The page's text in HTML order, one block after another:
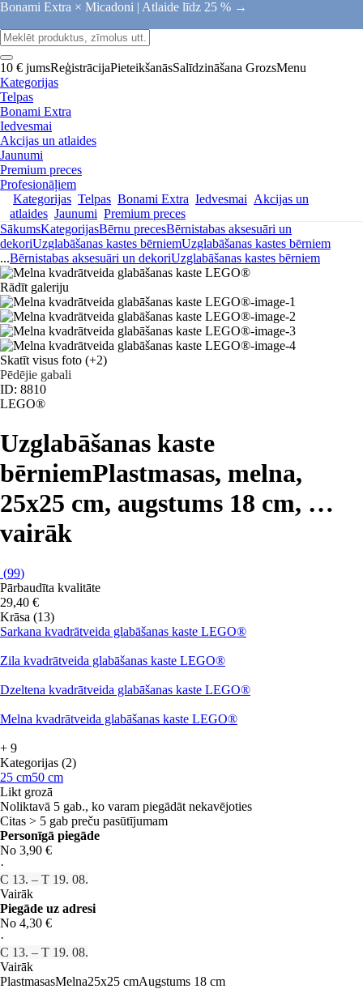
Bonami Extra × Micadoni | Atlaide līdz 25 % →
10 € jumsReģistrācijaPieteikšanāsSalīdzināšana GrozsMenu
Kategorijas
Telpas
Bonami Extra
Iedvesmai
Akcijas un atlaides
Jaunumi
Premium preces
Profesionāļiem
Kategorijas Telpas Bonami Extra Iedvesmai Akcijas un
atlaides Jaunumi Premium preces
SākumsKategorijasBērnu precesBērnistabas aksesuāri un
dekoriUzglabāšanas kastes bērniemUzglabāšanas kastes bērniem
...Bērnistabas aksesuāri un dekoriUzglabāšanas kastes bērniem
Rādīt galeriju
Skatīt visus foto (+2)
Pēdējie gabali
ID: 8810
LEGO®
Uzglabāšanas kaste
bērniemPlastmasas, melna,
25x25 cm, augstums 18 cm, …
vairāk
(99)
Pārbaudīta kvalitāte
29,40 €
Krāsa (13)
Sarkana kvadrātveida glabāšanas kaste LEGO®
Zila kvadrātveida glabāšanas kaste LEGO®
Dzeltena kvadrātveida glabāšanas kaste LEGO®
Melna kvadrātveida glabāšanas kaste LEGO®
+ 9
Kategorijas (2)
25 cm50 cm
Likt grozā
Noliktavā 5 gab., ko varam piegādāt nekavējoties
Citas > 5 gab preču pasūtījumam
Personīgā piegāde
No 3,90 €
·
C 13. – T 19. 08.
Vairāk
Piegāde uz adresi
No 4,30 €
·
C 13. – T 19. 08.
Vairāk
PlastmasasMelna25x25 cmAugstums 18 cm